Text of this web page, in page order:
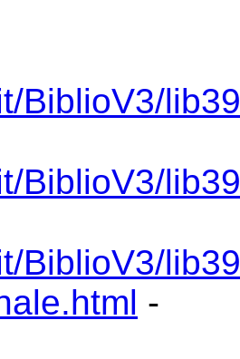
BiblioV3/
BiblioV3/
BiblioV3/
-